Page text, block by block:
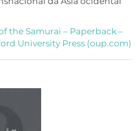
the Samurai – Paperback –
University Press (oup.com)